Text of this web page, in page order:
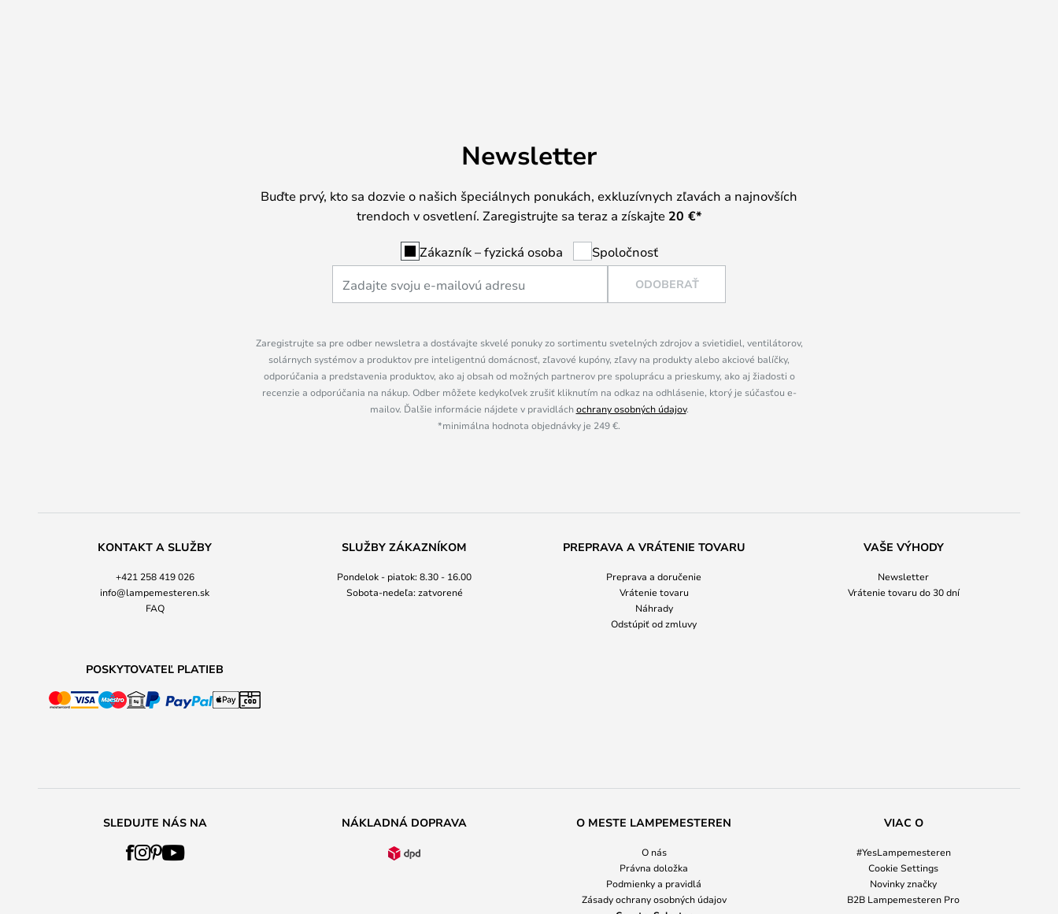
Newsletter
Buďte prvý, kto sa dozvie o našich špeciálnych ponukách, exkluzívnych zľavách a najnovších
trendoch v osvetlení. Zaregistrujte sa teraz a získajte 20 €*
Zákazník – fyzická osoba Spoločnosť
ODOBERAŤ
Zaregistrujte sa pre odber newsletra a dostávajte skvelé ponuky zo sortimentu svetelných zdrojov a svietidiel, ventilátorov,
solárnych systémov a produktov pre inteligentnú domácnosť, zľavové kupóny, zľavy na produkty alebo akciové balíčky,
odporúčania a predstavenia produktov, ako aj obsah od možných partnerov pre spoluprácu a prieskumy, ako aj žiadosti o
recenzie a odporúčania na nákup. Odber môžete kedykoľvek zrušiť kliknutím na odkaz na odhlásenie, ktorý je súčasťou e-
mailov. Ďalšie informácie nájdete v pravidláchochrany osobných údajov.
*minimálna hodnota objednávky je 249 €.
KONTAKT A SLUŽBY
+421 258 419 026
info@lampemesteren.sk
FAQ
SLUŽBY ZÁKAZNÍKOM
Pondelok - piatok: 8.30 - 16.00
Sobota-nedeľa: zatvorené
PREPRAVA A VRÁTENIE TOVARU
Preprava a doručenie
Vrátenie tovaru
Náhrady
Odstúpiť od zmluvy
VAŠE VÝHODY
Newsletter
Vrátenie tovaru do 30 dní
POSKYTOVATEĽ PLATIEB
SLEDUJTE NÁS NA NÁKLADNÁ DOPRAVA O MESTE LAMPEMESTEREN
O nás
Právna doložka
Podmienky a pravidlá
Zásady ochrany osobných údajov
VIAC O
#YesLampemesteren
Cookie Settings
Novinky značky
B2B Lampemesteren Pro